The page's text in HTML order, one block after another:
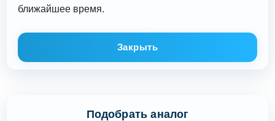
ближайшее время.
Закрыть
Подобрать аналог